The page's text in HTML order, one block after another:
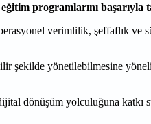
programlarını başarıyla
verimlilik, şeffaflık ve
şekilde yönetilebilmesine
dönüşüm yolculuğuna katkı